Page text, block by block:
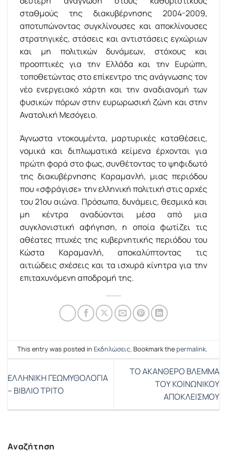
σταθµούς της διακυβέρνησης 2004-2009,
αποτυπώνοντας συγκλίνουσες και αποκλίνουσες
στρατηγικές, στάσεις και αντιστάσεις εγχώριων
και µη πολιτικών δυνάµεων, στόχους και
προοπτικές για την Ελλάδα και την Ευρώπη,
τοποθετώντας στο επίκεντρο της ανάγνωσης τον
νέο ενεργειακό χάρτη και την αναδιανοµή των
φυσικών πόρων στην ευρωρωσική ζώνη και στην
Ανατολική Μεσόγειο.
Άγνωστα ντοκουµέντα, µαρτυρικές καταθέσεις,
νοµικά και διπλωµατικά κείµενα έρχονται για
πρώτη φορά στο φως, συνθέτοντας το ψηφιδωτό
της διακυβέρνησης Καραµανλή, µιας περιόδου
που «σφράγισε» την ελληνική πολιτική στις αρχές
του 21ου αιώνα. Πρόσωπα, δυνάµεις, θεσµικά και
µη κέντρα αναδύονται µέσα από µια
συγκλονιστική αφήγηση, η οποία φωτίζει τις
αθέατες πτυχές της κυβερνητικής περιόδου του
Κώστα Καραµανλή, αποκαλύπτοντας τις
αιτιώδεις σχέσεις και τα ισχυρά κίνητρα για την
επιταχυνόµενη αποδροµή της.
This entry was posted in Εκδηλώσεις. Bookmark the permalink.
ΕΛΛΗΝΙΚΗ ΓΕΩΜΥΘΟΛΟΓΙΑ
– ΒΙΒΛΙΟ ΤΡΙΤΟ
ΤΟ ΑΚΑΝΘΕΡΟ ΒΛΕΜΜΑ
ΤΟΥ ΚΟΙΝΩΝΙΚΟΥ
ΑΠΟΚΛΕΙΣΜΟΥ
Αναζήτηση